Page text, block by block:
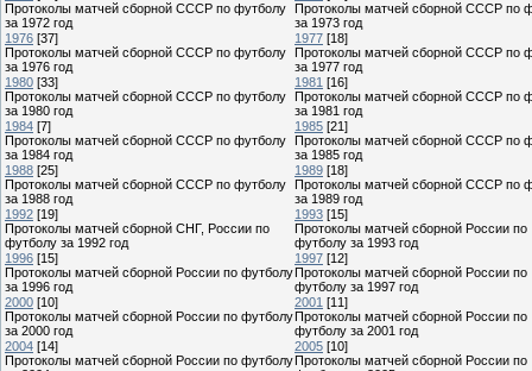
Протоколы матчей сборной СССР по футболу
за 1972 год
Протоколы матчей сборной СССР по
за 1973 год
1976 [37]
Протоколы матчей сборной СССР по футболу
за 1976 год
1977 [18]
Протоколы матчей сборной СССР по
за 1977 год
1980 [33]
Протоколы матчей сборной СССР по футболу
за 1980 год
1981 [16]
Протоколы матчей сборной СССР по
за 1981 год
1984 [7]
Протоколы матчей сборной СССР по футболу
за 1984 год
1985 [21]
Протоколы матчей сборной СССР по
за 1985 год
1988 [25]
Протоколы матчей сборной СССР по футболу
за 1988 год
1989 [18]
Протоколы матчей сборной СССР по
за 1989 год
1992 [19]
Протоколы матчей сборной СНГ, России по
футболу за 1992 год
1993 [15]
Протоколы матчей сборной России по
футболу за 1993 год
1996 [15]
Протоколы матчей сборной России по футболу
за 1996 год
1997 [12]
Протоколы матчей сборной России по
футболу за 1997 год
2000 [10]
Протоколы матчей сборной России по футболу
за 2000 год
2001 [11]
Протоколы матчей сборной России по
футболу за 2001 год
2004 [14]
Протоколы матчей сборной России по футболу
2005 [10]
Протоколы матчей сборной России по